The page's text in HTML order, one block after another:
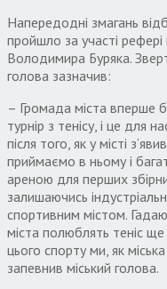
Напередодні змагань
пройшло за участі
Володимира Буряка.
голова зазначив:
– Громада міста вперше
турнір з тенісу, і це для
після того, як у місті
приймаємо в ньому і
ареною для перших
залишаючись
спортивним містом.
міста полюблять теніс
цього спорту ми, як
запевнив міський голова.